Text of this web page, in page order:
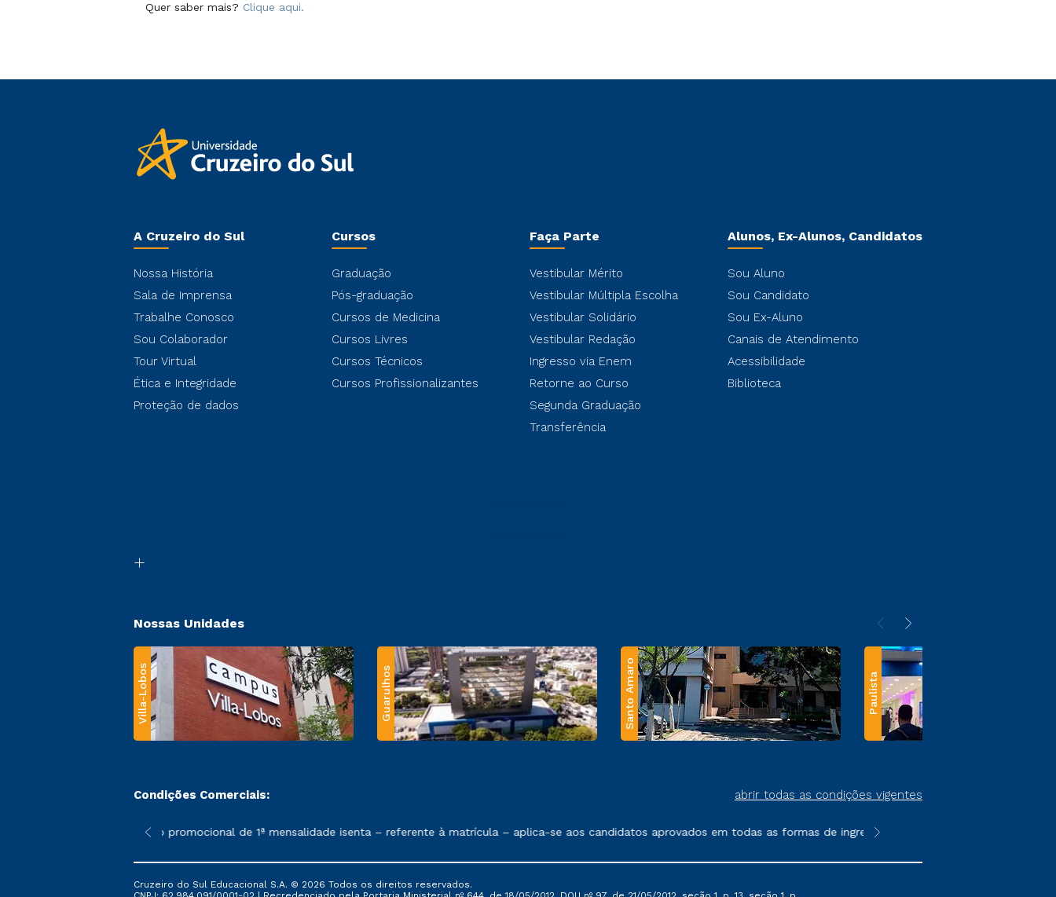
Quer saber mais? Clique aqui.
A Cruzeiro do Sul
Nossa História
Sala de Imprensa
Trabalhe Conosco
Sou Colaborador
Tour Virtual
Ética e Integridade
Proteção de dados
Cursos
Graduação
Pós-graduação
Cursos de Medicina
Cursos Livres
Cursos Técnicos
Cursos Profissionalizantes
Faça Parte
Vestibular Mérito
Vestibular Múltipla Escolha
Vestibular Solidário
Vestibular Redação
Ingresso via Enem
Retorne ao Curso
Segunda Graduação
Transferência
Alunos, Ex-Alunos, Candidatos
Sou Aluno
Sou Candidato
Sou Ex-Aluno
Canais de Atendimento
Acessibilidade
Biblioteca
Nossas Unidades
Villa-Lobos Guarulhos Santo Amaro Paulista
Condições Comerciais: abrir todas as condições vigentes
sofrer alterações nos períodos de rematrícula conforme exposto no contrato de prestação de serviços.
*A condição promocional de 1ª mensalidade isenta – referente à matrícula – aplica-se aos candidatos aprovados em todas as formas de ingresso, exceto na prova on-line ou
**Semipresencial e EAD são
Cruzeiro do Sul Educacional S.A. © 2026 Todos os direitos reservados.